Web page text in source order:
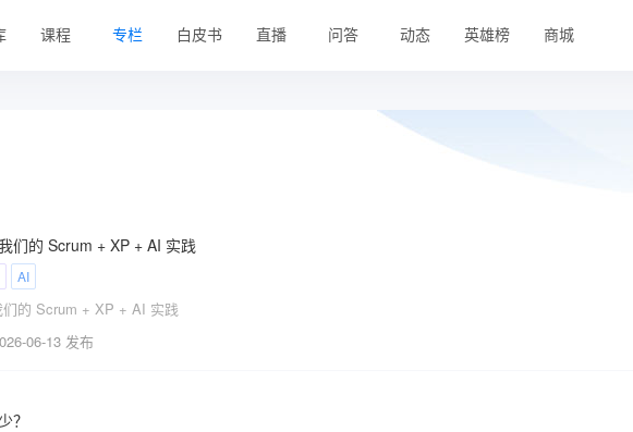
课程 专栏 白皮书 直播 问答 动态 英雄榜 商城
们的 Scrum + XP + AI 实践
AI
的 Scrum + XP + AI 实践
06-13 发布
？